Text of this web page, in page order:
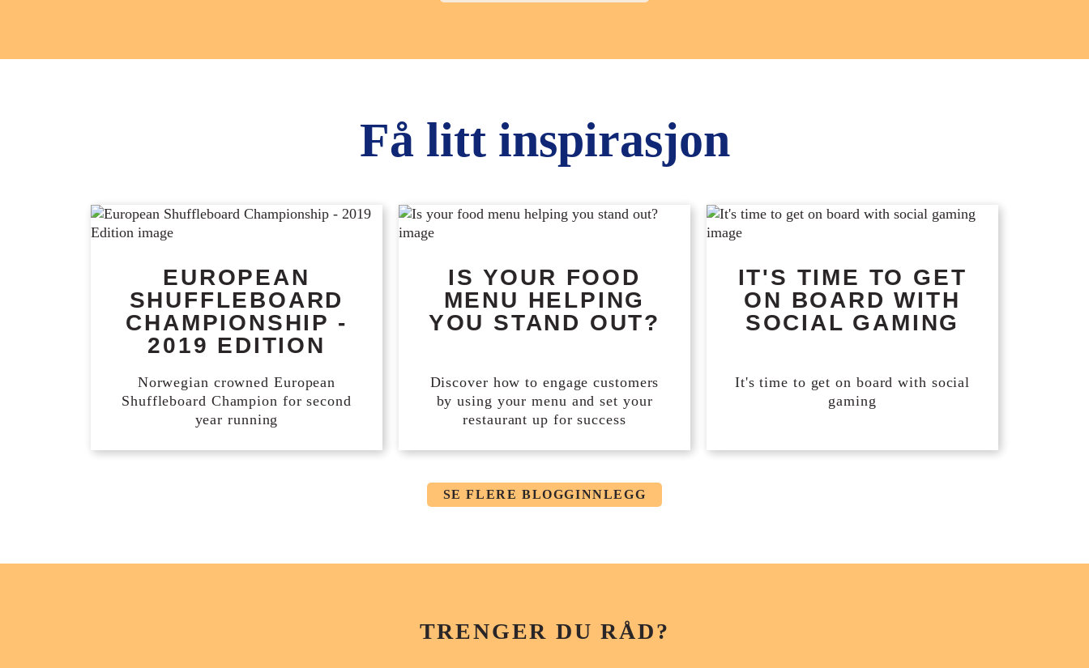
Få litt inspirasjon
EUROPEAN
SHUFFLEBOARD
CHAMPIONSHIP -
2019 EDITION
Norwegian crowned European
Shuffleboard Champion for second
year running
IS YOUR FOOD
MENU HELPING
YOU STAND OUT?
Discover how to engage customers
by using your menu and set your
restaurant up for success
IT'S TIME TO GET
ON BOARD WITH
SOCIAL GAMING
It's time to get on board with social
gaming
SE FLERE BLOGGINNLEGG
TRENGER DU RÅD?